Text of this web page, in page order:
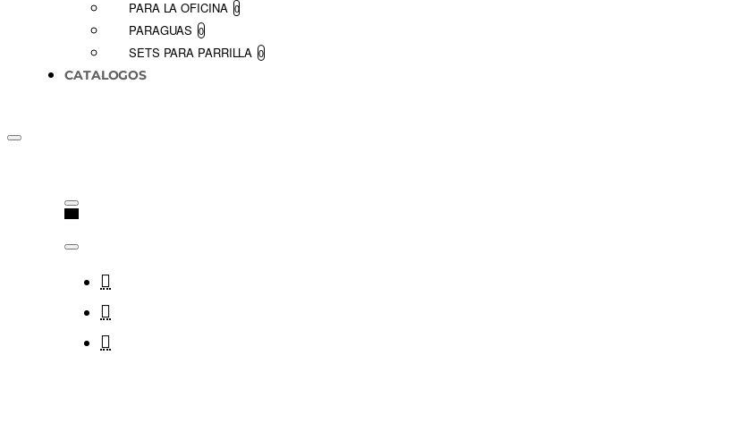
PARA LA OFICINA 0
PARAGUAS 0
SETS PARA PARRILLA 0
CATALOGOS